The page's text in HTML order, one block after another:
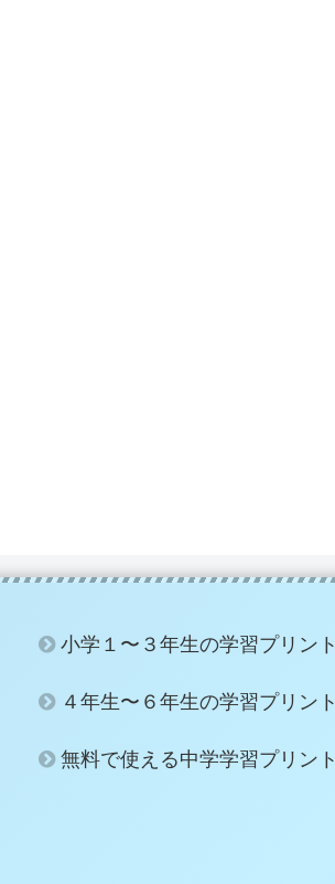
小学１〜３年生の学習プリント
４年生〜６年生の学習プリント
無料で使える中学学習プリント